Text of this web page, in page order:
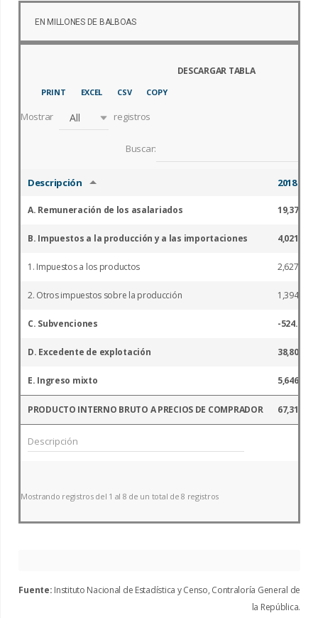
EN MILLONES DE BALBOAS
PRINT EXCEL CSV COPY
Mostrar All registros
Buscar:
Descripción 2018
A. Remuneración de los asalariados 19,371.0
B. Impuestos a la producción y a las importaciones 4,021.9
1. Impuestos a los productos 2,627.6
2. Otros impuestos sobre la producción 1,394.3
C. Subvenciones -524.1
D. Excedente de explotación 38,800.9
E. Ingreso mixto 5,646.6
PRODUCTO INTERNO BRUTO A PRECIOS DE COMPRADOR 67,316.5
Mostrando registros del 1 al 8 de un total de 8 registros
Fuente: Instituto Nacional de Estadística y Censo, Contraloría General de
la República.